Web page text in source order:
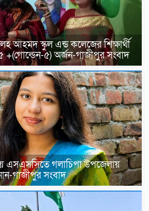
আহমদ স্কুল এন্ড কলেজের শিক্ষার্থী
৫ +(গোল্ডেন-৫) অর্জন-গাজীপুর সংবাদ
এসএসসিতে গলাচিপা উপজেলায়
গাজীপুর সংবাদ